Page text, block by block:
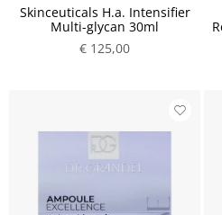
Skinceuticals H.a. Intensifier
Multi-glycan 30ml
€ 125,00